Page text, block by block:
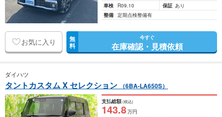
車検
R09.10 保証 あり
整備 定期点検整備有
お気に入り 無
料
今すぐ
在庫確認・見積依頼
ダイハツ
タントカスタム X セレクション （6BA-LA650S）
支払総額(税込)
143.8万円